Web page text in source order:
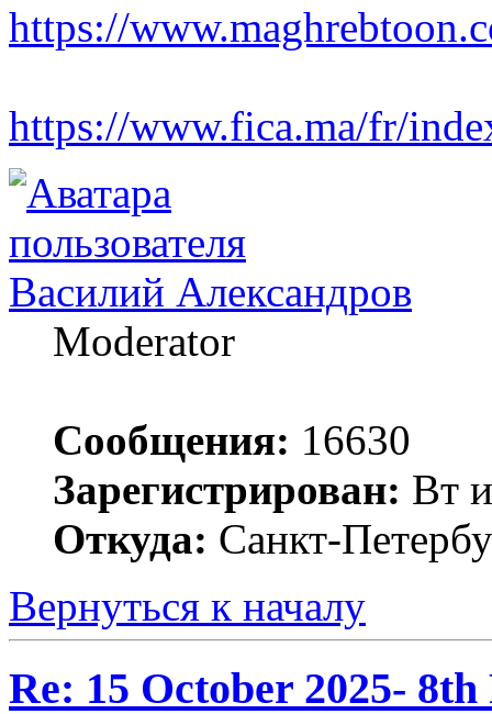
https://
https://www.fica.ma/fr/
Василий Александров
Moderator
Сообщения: 16630
Зарегистрирован: Вт
Откуда: Санкт-
Вернуться к началу
Re: 15 October 2025-